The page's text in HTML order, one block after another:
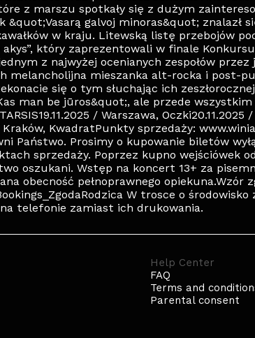
z marszu spotkały się z dużym
&quot;Vasarą galvoj minoras&quot; znalazł
w kraju. Litewską listę przebojów
który zaprezentowali w finale
z najwyżej ocenianych zespołów
melancholijna mieszanka alt-rocka i post-
się o tym słuchając ich zeszłorocznej
man be jūros&quot;, ale przede
/ Warszawa, Oczki20.11.2025
/ Kraków, KwadratPunkty sprzedaży:
Państwo. Prosimy o kupowanie biletów
sprzedaży. Poprzez kupno wejściówek
oszukani. Wstęp na koncert 13+ za
obecność pełnoprawnego opiekuna.Wzór
W trosce o środowisko
telefonie zamiast ich drukowania.
Help Center
FAQ
Terms and
Parental consent